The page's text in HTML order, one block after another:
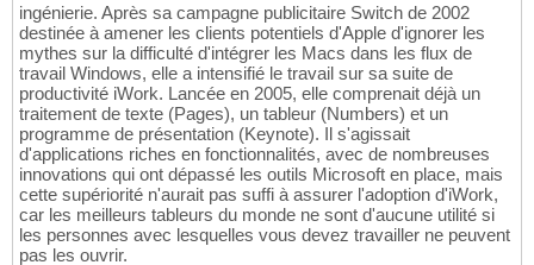
ingénierie. Après sa campagne publicitaire Switch de 2002
destinée à amener les clients potentiels d'Apple d'ignorer les
mythes sur la difficulté d'intégrer les Macs dans les flux de
travail Windows, elle a intensifié le travail sur sa suite de
productivité iWork. Lancée en 2005, elle comprenait déjà un
traitement de texte (Pages), un tableur (Numbers) et un
programme de présentation (Keynote). Il s'agissait
d'applications riches en fonctionnalités, avec de nombreuses
innovations qui ont dépassé les outils Microsoft en place, mais
cette supériorité n'aurait pas suffi à assurer l'adoption d'iWork,
car les meilleurs tableurs du monde ne sont d'aucune utilité si
les personnes avec lesquelles vous devez travailler ne peuvent
pas les ouvrir.